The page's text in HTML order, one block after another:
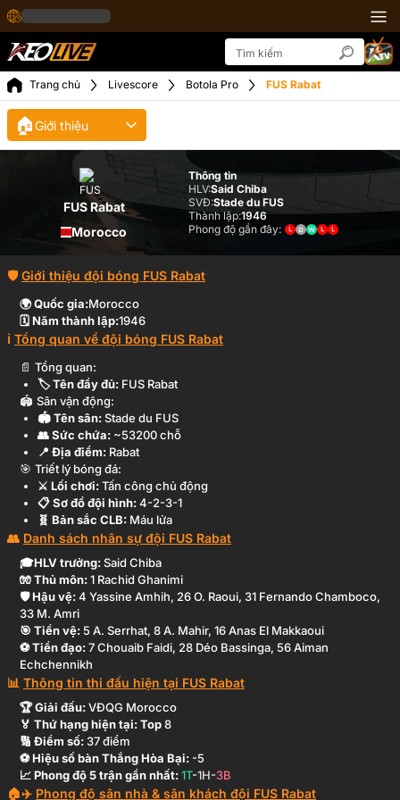
Trang chủ Livescore Botola Pro FUS Rabat
🏠Giới thiệu
FUS Rabat
Morocco
Thông tin
HLV:Said Chiba
SVĐ:Stade du FUS
Thành lập:1946
Phong độ gần đây:
Giới thiệu đội bóng FUS Rabat
🌍 Quốc gia:Morocco
🗓️ Năm thành lập:1946
Tổng quan về đội bóng FUS Rabat
Tổng quan:
🏷️ Tên đầy đủ: FUS Rabat
Sân vận động:
🏟️ Tên sân:Stade du FUS
👥 Sức chứa: ~53200chỗ
📍 Địa điểm: Rabat
Triết lý bóng đá:
⚔️ Lối chơi:Tấn công chủ động
📋 Sơ đồ đội hình:4-2-3-1
🧬 Bản sắc CLB: Máu lửa
Danh sách nhân sự đội FUS Rabat
🎓HLV trưởng:Said Chiba
🧤 Thủ môn:1 Rachid Ghanimi
🛡️ Hậu vệ:4 Yassine Amhih, 26O. Raoui, 31 Fernando Chamboco,
33 M. Amri
🎯 Tiền vệ: 5 A. Serrhat, 8A. Mahir, 16Anas El Makkaoui
⚽ Tiền đạo:7Chouaib Faidi, 28 Déo Bassinga, 56Aiman
Echchennikh
Thông tin thi đấu hiện tại FUS Rabat
🏆 Giải đấu:VĐQG Morocco
🏅 Thứ hạng hiện tại: Top8
🔢 Điểm số: 37điểm
⚽ Hiệu số bàn Thắng Hòa Bại: -5
📈 Phong độ 5 trận gần nhất:1T-1H-3B
Phong độ sân nhà & sân khách đội FUS Rabat